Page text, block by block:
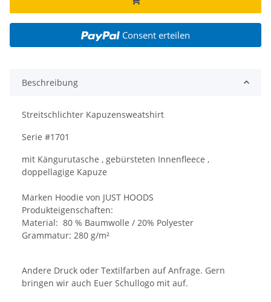
Consent erteilen
Beschreibung
Streitschlichter Kapuzensweatshirt
Serie #1701
mit Kängurutasche , gebürsteten Innenfleece ,
doppellagige Kapuze
Marken Hoodie von JUST HOODS
Produkteigenschaften:
Material: 80 % Baumwolle / 20% Polyester
Grammatur: 280 g/m²
Andere Druck oder Textilfarben auf Anfrage. Gern
bringen wir auch Euer Schullogo mit auf.